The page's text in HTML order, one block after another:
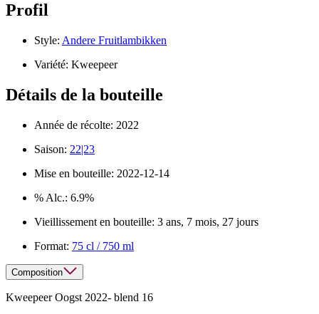
Profil
Style: Andere Fruitlambikken
Variété: Kweepeer
Détails de la bouteille
Année de récolte: 2022
Saison: 22|23
Mise en bouteille: 2022-12-14
% Alc.: 6.9%
Vieillissement en bouteille: 3 ans, 7 mois, 27 jours
Format: 75 cl / 750 ml
Composition
Kweepeer Oogst 2022- blend 16